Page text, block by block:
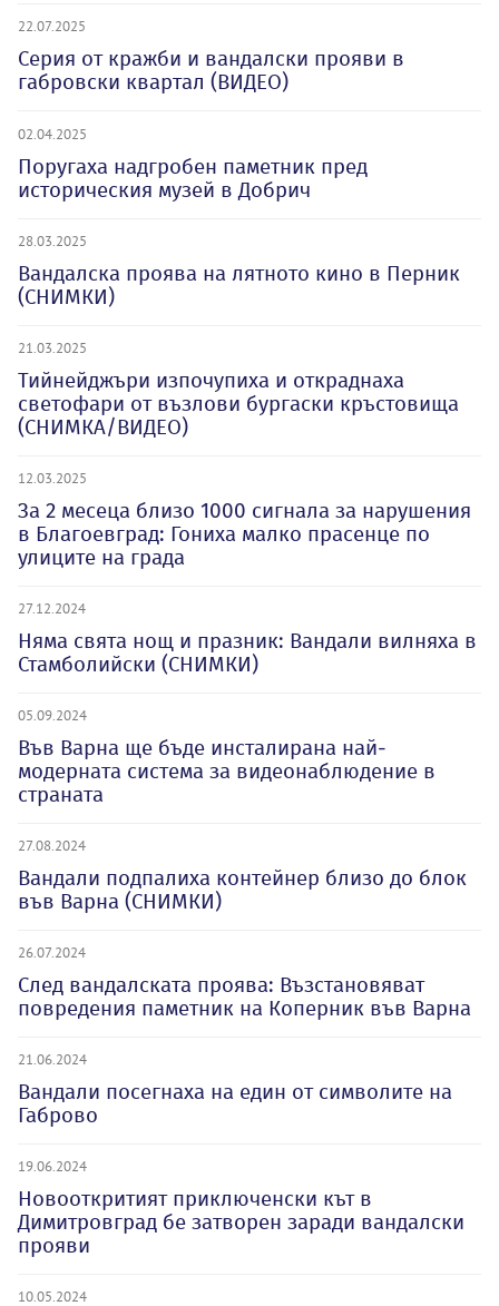
22.07.2025
Серия от кражби и вандалски прояви в
габровски квартал (ВИДЕО)
02.04.2025
Поругаха надгробен паметник пред
историческия музей в Добрич
28.03.2025
Вандалска проява на лятното кино в Перник
(СНИМКИ)
21.03.2025
Тийнейджъри изпочупиха и откраднаха
светофари от възлови бургаски кръстовища
(СНИМКА/ВИДЕО)
12.03.2025
За 2 месеца близо 1000 сигнала за нарушения
в Благоевград: Гониха малко прасенце по
улиците на града
27.12.2024
Няма свята нощ и празник: Вандали вилняха в
Стамболийски (СНИМКИ)
05.09.2024
Във Варна ще бъде инсталирана най-
модерната система за видеонаблюдение в
страната
27.08.2024
Вандали подпалиха контейнер близо до блок
във Варна (СНИМКИ)
26.07.2024
След вандалската проява: Възстановяват
повредения паметник на Коперник във Варна
21.06.2024
Вандали посегнаха на един от символите на
Габрово
19.06.2024
Новооткритият приключенски кът в
Димитровград бе затворен заради вандалски
прояви
10.05.2024